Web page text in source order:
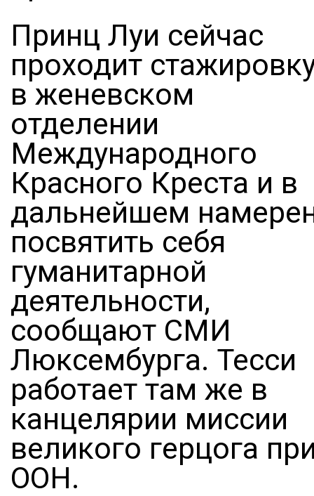
Принц Луи сейчас
проходит
в женевском
отделении
Международного
Красного Креста и в
дальнейшем
посвятить себя
гуманитарной
деятельности,
сообщают СМИ
Люксембурга. Тесси
работает там же в
канцелярии миссии
великого герцога
ООН.